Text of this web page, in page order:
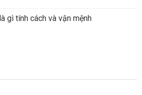
gì tính cách và vận mệnh